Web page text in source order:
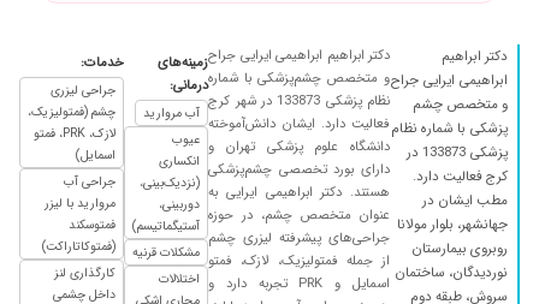
خیلی پزشک خوبی هستن.
میگرن چشمی ۱۴۰۴/۰۶/۲۸
قبل از عمل آب مروارید دچار احساس توده سیاه در
چشمم شده و بعد از عمل آب مروارید توده بیشتر و
الان کلا یک چشم به جز سیاهی چیزی نمیبیند
۱۴۰۳/۱۰/۲۹
ضعیفی چشم ۱۴۰۴/۰۸/۱۲
من معاینه شدم برای عمل بسیار بسیار دکتر خوبی
هستن خیلی خوش برخورد خیلی وقت گذاشتن
کاملا توضیح دادند خیلی باوجدان و دلسوز هستن
۱۴۰۴/۱۰/۱۰
دکتر ابراهیم
ابراهیمی ایرایی جراح
و متخصص چشم
پزشکی با شماره نظام
پزشکی 133873 در
کرج فعالیت دارد.
مطب ایشان در
جهانشهر، بلوار مولانا
روبروی بیمارستان
نوردیدگان، ساختمان
سروش، طبقه دوم
دکتر ابراهیم ابراهیمی ایرایی جراح
و متخصص چشم‌پزشکی با شماره
نظام پزشکی 133873 در شهر کرج
فعالیت دارد. ایشان دانش‌آموخته
دانشگاه علوم پزشکی تهران و
دارای بورد تخصصی چشم‌پزشکی
هستند. دکتر ابراهیمی ایرایی به
عنوان متخصص چشم، در حوزه
جراحی‌های پیشرفته لیزری چشم
از جمله فمتولیزیک، لازک، فمتو
اسمایل و PRK تجربه دارد و
زمینه‌های
درمانی:
آب مروارید
عیوب
انکساری
(نزدیک‌بینی،
دوربینی،
آستیگماتیسم)
مشکلات قرنیه
اختلالات
مجاری اشکی
خدمات:
جراحی لیزری
چشم (فمتولیزیک،
لازک، PRK، فمتو
اسمایل)
جراحی آب
مروارید با لیزر
فمتوسکند
(فمتوکاتاراکت)
کارگذاری لنز
داخل چشمی